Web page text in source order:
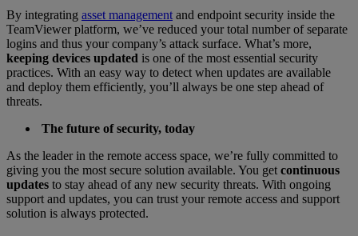
By integrating asset management and endpoint security inside the
TeamViewer platform, we’ve reduced your total number of separate
logins and thus your company’s attack surface. What’s more,
keeping devices updated is one of the most essential security
practices. With an easy way to detect when updates are available
and deploy them efficiently, you’ll always be one step ahead of
threats.
The future of security, today
As the leader in the remote access space, we’re fully committed to
giving you the most secure solution available. You get continuous
updates to stay ahead of any new security threats. With ongoing
support and updates, you can trust your remote access and support
solution is always protected.